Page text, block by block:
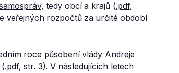
, tedy obcí a krajů (.pdf,
veřejných rozpočtů za určité období
roce působení vládyAndreje
.pdf, str. 3). V následujících letech